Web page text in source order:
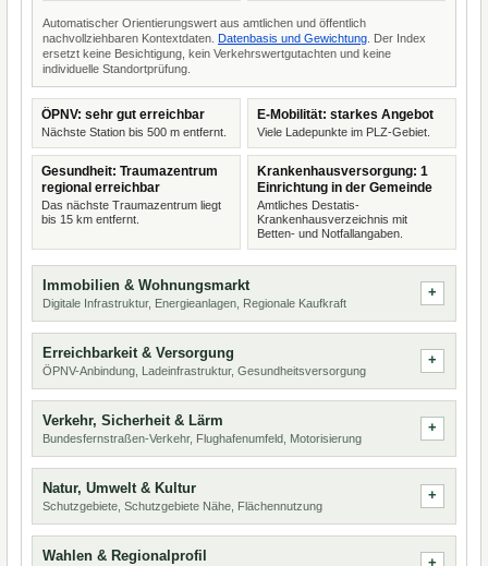
Automatischer Orientierungswert aus amtlichen und öffentlich
nachvollziehbaren Kontextdaten. Datenbasis und Gewichtung . Der Index
ersetzt keine Besichtigung, kein Verkehrswertgutachten und keine
individuelle Standortprüfung.
ÖPNV: sehr gut erreichbar
Nächste Station bis 500 m entfernt.
E-Mobilität: starkes Angebot
Viele Ladepunkte im PLZ-Gebiet.
Gesundheit: Traumazentrum
regional erreichbar
Das nächste Traumazentrum liegt
bis 15 km entfernt.
Krankenhausversorgung: 1
Einrichtung in der Gemeinde
Amtliches Destatis-
Krankenhausverzeichnis mit
Betten- und Notfallangaben.
Immobilien & Wohnungsmarkt
Digitale Infrastruktur, Energieanlagen, Regionale Kaufkraft
Erreichbarkeit & Versorgung
ÖPNV-Anbindung, Ladeinfrastruktur, Gesundheitsversorgung
Verkehr, Sicherheit & Lärm
Bundesfernstraßen-Verkehr, Flughafenumfeld, Motorisierung
Natur, Umwelt & Kultur
Schutzgebiete, Schutzgebiete Nähe, Flächennutzung
Wahlen & Regionalprofil